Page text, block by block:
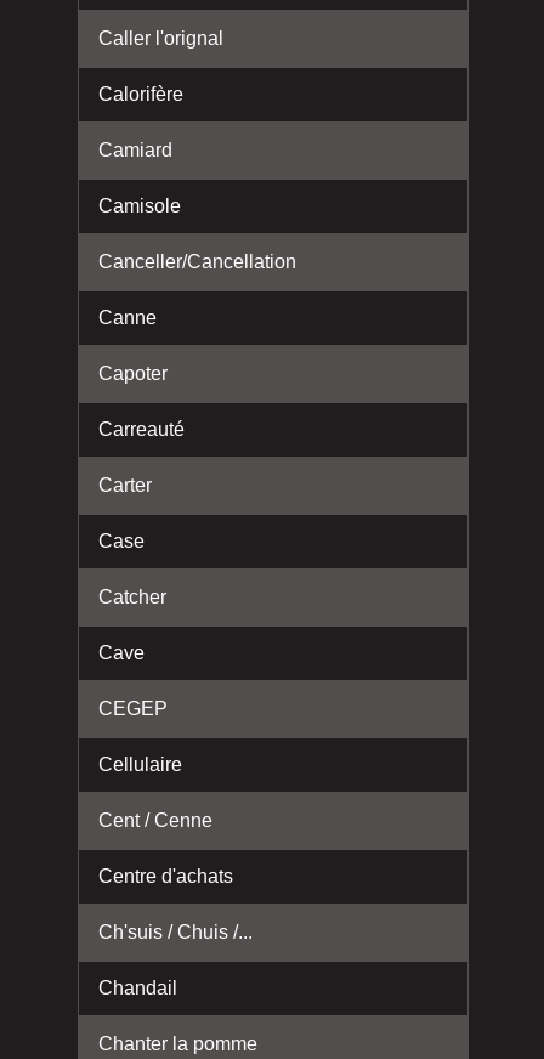
Caller l'orignal
Calorifère
Camiard
Camisole
Canceller/Cancellation
Canne
Capoter
Carreauté
Carter
Case
Catcher
Cave
CEGEP
Cellulaire
Cent / Cenne
Centre d'achats
Ch'suis / Chuis /...
Chandail
Chanter la pomme